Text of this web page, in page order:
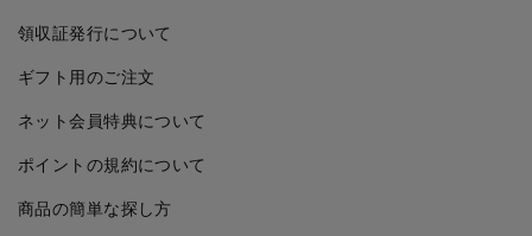
領収証発行について
ギフト用のご注文
ネット会員特典について
ポイントの規約について
商品の簡単な探し方